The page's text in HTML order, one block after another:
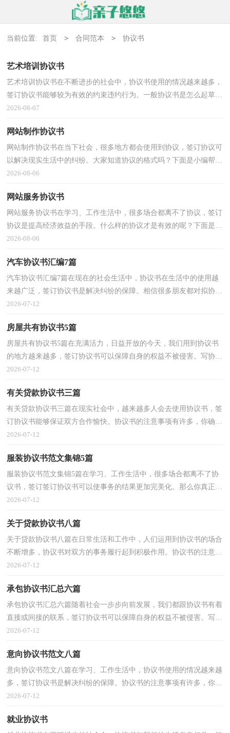
当前位置: 首页 > 合同范本 > 协议书
艺术培训协议书
艺术培训协议书在不断进步的社会中，协议书使用的情况越来越多，
签订协议书能够较为有效的约束违约行为。一般协议书是怎么起草的
呢？下面是小编收集整理的艺术培训协议书，欢迎阅读...
2026-08-07
网站制作协议书
网站制作协议书在当下社会，很多地方都会使用到协议，签订协议可
以解决现实生活中的纠纷。大家知道协议的格式吗？下面是小编帮大
家整理的网站制作协议书，仅供参考，大家一起来看看吧...
2026-08-06
网站服务协议书
网站服务协议书在学习、工作生活中，很多场合都离不了协议，签订
协议是提高经济效益的手段。什么样的协议才是有效的呢？下面是小
编为大家收集的网站服务协议书，欢迎阅读与收藏。网...
2026-08-06
汽车协议书汇编7篇
汽车协议书汇编7篇在现在的社会生活中，协议书在生活中的使用越
来越广泛，签订协议书是解决纠纷的保障。相信很多朋友都对拟协议
书感到非常苦恼吧，以下是小编整理的汽车协议书7篇...
2026-07-12
房屋共有协议书5篇
房屋共有协议书5篇在充满活力，日益开放的今天，我们用到协议书
的地方越来越多，签订协议书可以保障自身的权益不被侵害。写协议
书需要注意哪些问题呢？下面是小编帮大家整理的房屋...
2026-07-12
有关贷款协议书三篇
有关贷款协议书三篇在现实社会中，越来越多人会去使用协议书，签
订协议书能够保证双方合作愉快。协议书的注意事项有许多，你确定
会写吗？以下是小编为大家收集的贷款协议书3篇，欢迎...
2026-07-12
服装协议书范文集锦5篇
服装协议书范文集锦5篇在学习、工作生活中，很多场合都离不了协
议书，签订签订协议书可以使事务的结果更加完美化。那么你真正懂
得怎么写好协议书吗？下面是小编收集整理的服装协...
2026-07-12
关于贷款协议书八篇
关于贷款协议书八篇在日常生活和工作中，人们运用到协议书的场合
不断增多，协议书对双方的事务履行起到积极作用。协议书的注意事
项有许多，你确定会写吗？下面是小编精心整理的贷款...
2026-07-12
承包协议书汇总六篇
承包协议书汇总六篇随着社会一步步向前发展，我们都跟协议书有着
直接或间接的联系，签订协议书可以保障自身的权益不被侵害。写协
议书需要注意哪些问题呢？以下是小编帮大家整理的...
2026-07-12
意向协议书范文八篇
意向协议书范文八篇在学习、工作生活中，协议书使用的情况越来越
多，签订协议书是解决纠纷的保障。协议书的注意事项有许多，你确
定会写吗？以下是小编收集整理的意向协议书8篇，仅供...
2026-07-12
就业协议书